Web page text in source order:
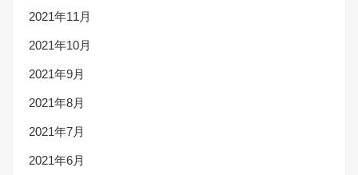
2021年11月
2021年10月
2021年9月
2021年8月
2021年7月
2021年6月